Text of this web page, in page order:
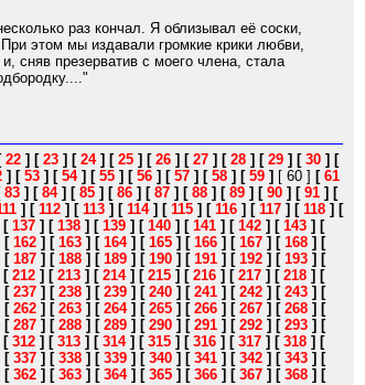
раз кончал. Я облизывал её соски,
этом мы издавали громкие крики любви,
сняв презерватив с моего члена, стала
[ 22 ] [ 23 ] [ 24] [ 25 ] [ 26 ] [ 27 ] [ 28 ] [ 29 ] [ 30 ] [
] [ 53 ] [ 54] [ 55 ] [ 56 ] [ 57 ] [ 58 ] [ 59 ] [ 60 ] [ 61
83 ] [ 84] [ 85 ] [ 86 ] [ 87 ] [ 88 ] [ 89 ] [ 90 ] [ 91 ] [
] [ 112 ] [ 113 ] [ 114] [ 115 ] [ 116 ] [ 117 ] [ 118 ] [
[ 137 ] [ 138 ] [ 139 ] [ 140 ] [ 141 ] [ 142 ] [ 143 ] [
[ 162 ] [ 163 ] [ 164] [ 165 ] [ 166 ] [ 167 ] [ 168 ] [
[ 187 ] [ 188 ] [ 189 ] [ 190 ] [ 191 ] [ 192 ] [ 193 ] [
[ 212 ] [ 213 ] [ 214] [ 215 ] [ 216 ] [ 217 ] [ 218 ] [
[ 237 ] [ 238 ] [ 239 ] [ 240 ] [ 241 ] [ 242 ] [ 243 ] [
[ 262 ] [ 263 ] [ 264] [ 265 ] [ 266 ] [ 267 ] [ 268 ] [
[ 287 ] [ 288 ] [ 289 ] [ 290 ] [ 291 ] [ 292 ] [ 293 ] [
[ 312 ] [ 313 ] [ 314] [ 315 ] [ 316 ] [ 317 ] [ 318 ] [
[ 337 ] [ 338 ] [ 339 ] [ 340 ] [ 341 ] [ 342 ] [ 343 ] [
[ 362 ] [ 363 ] [ 364] [ 365 ] [ 366 ] [ 367 ] [ 368 ] [